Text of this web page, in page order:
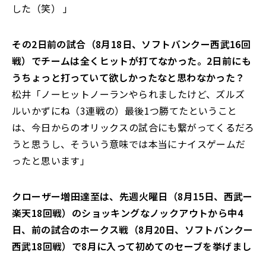
した（笑） 」
――その2日前の試合（8月18日、ソフトバンクー西武16回
戦）でチームは全くヒットが打てなかった。2日前にも
うちょっと打っていて欲しかったなと思わなかった？
松井「ノーヒットノーランやられましたけど、ズルズ
ルいかずにね（3連戦の）最後1つ勝てたということ
は、今日からのオリックスの試合にも繋がってくるだろ
うと思うし、そういう意味では本当にナイスゲームだ
ったと思います」
――クローザー増田達至は、先週火曜日（8月15日、西武ー
楽天18回戦）のショッキングなノックアウトから中4
日、前の試合のホークス戦（8月20日、ソフトバンクー
西武18回戦）で8月に入って初めてのセーブを挙げまし